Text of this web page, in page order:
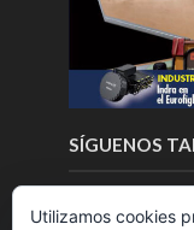
SÍGUENOS
Utilizamos cookies